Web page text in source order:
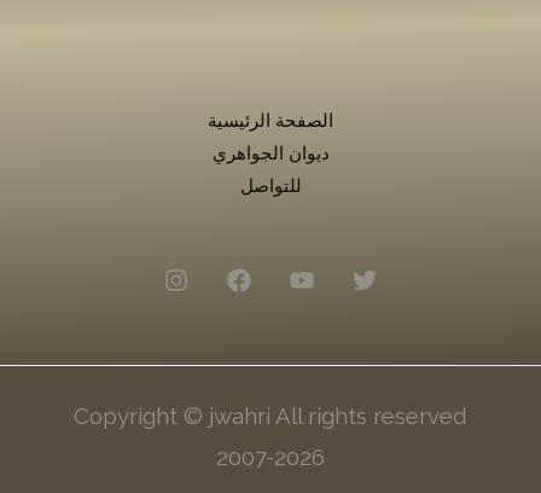
الصفحة الرئيسية
ديوان الجواهري
للتواصل
Copyright © jwahri All rights reserved
2007-2026